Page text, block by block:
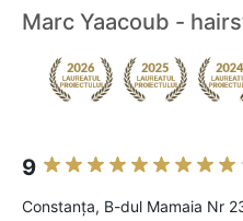
Marc Yaacoub -
9
Constanţa, B-dul Mamaia Nr